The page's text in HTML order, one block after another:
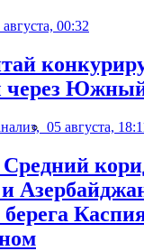
августа, 00:32
05 августа,